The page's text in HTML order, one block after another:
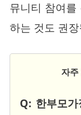
뮤니티 참여를
하는 것도 권
자
Q: 한부모